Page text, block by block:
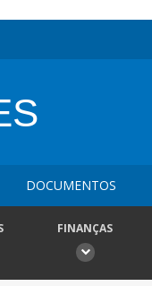
DOCUMENTOS
FINANÇAS